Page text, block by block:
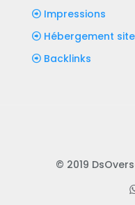
Impressions
Hébergement
Backlinks
© 2019